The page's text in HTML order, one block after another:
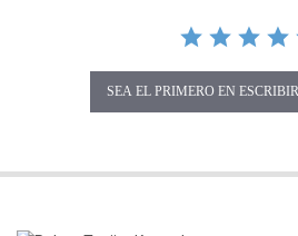
SEA EL PRIMERO EN